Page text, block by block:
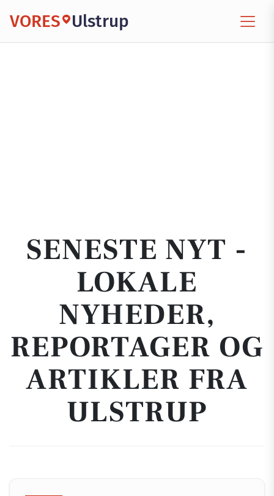
VORES Ulstrup
SENESTE NYT -
LOKALE
NYHEDER,
REPORTAGER OG
ARTIKLER FRA
ULSTRUP